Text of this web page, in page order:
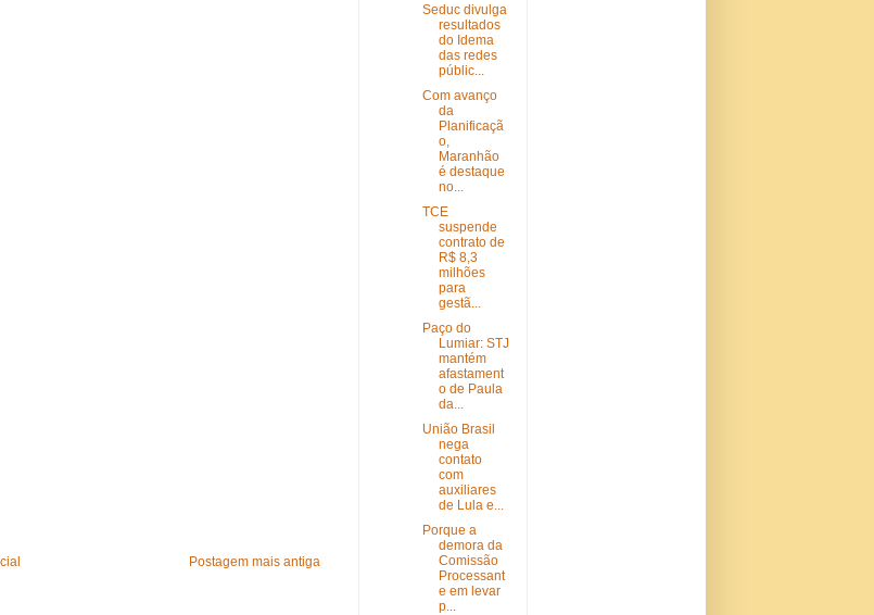
Postagem mais antiga
Seduc divulga
resultados
do Idema
das redes
públic...
Com avanço
da
Planificaçã
o,
Maranhão
é destaque
no...
TCE
suspende
contrato de
R$ 8,3
milhões
para
gestã...
Paço do
Lumiar: STJ
mantém
afastament
o de Paula
da...
União Brasil
nega
contato
com
auxiliares
de Lula e...
Porque a
demora da
Comissão
Processant
e em levar
p...